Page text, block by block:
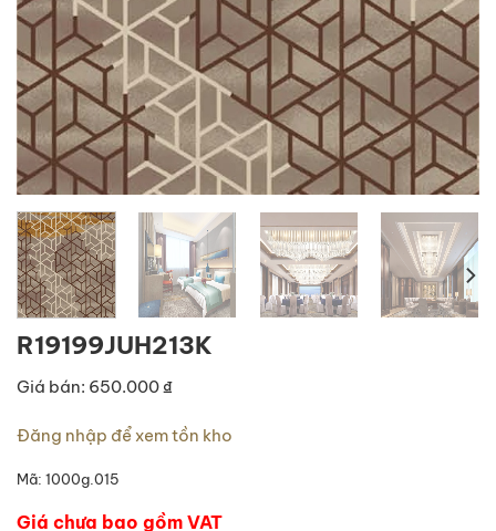
R19199JUH213K
Giá bán: 650.000 ₫
Đăng nhập để xem tồn kho
Mã: 1000g.015
Giá chưa bao gồm VAT